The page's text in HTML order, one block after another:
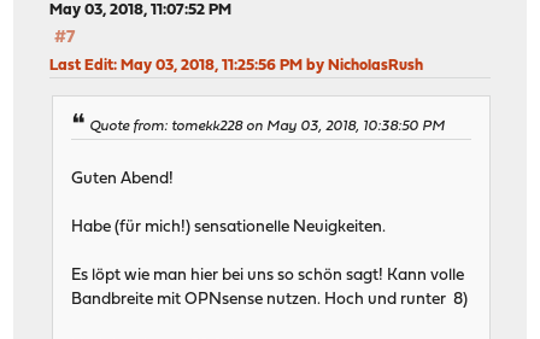
May 03, 2018, 11:07:52 PM
#7
Last Edit: May 03, 2018, 11:25:56 PM by NicholasRush
Quote from: tomekk228 on May 03, 2018, 10:38:50 PM
Guten Abend!
Habe (für mich!) sensationelle Neuigkeiten.
Es löpt wie man hier bei uns so schön sagt! Kann volle
Bandbreite mit OPNsense nutzen. Hoch und runter 8)